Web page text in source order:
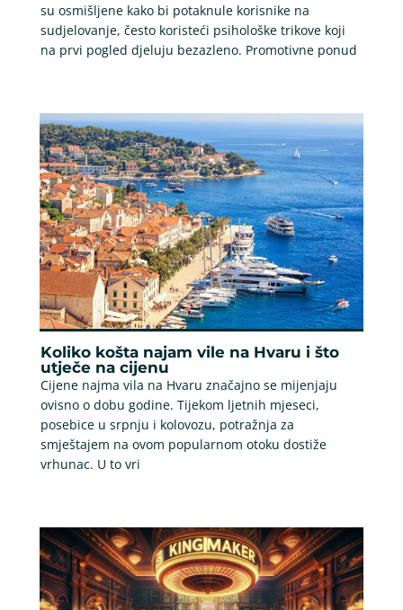
su osmišljene kako bi potaknule korisnike na
sudjelovanje, često koristeći psihološke trikove koji
na prvi pogled djeluju bezazleno. Promotivne ponud
Koliko košta najam vile na Hvaru i što
utječe na cijenu
Cijene najma vila na Hvaru značajno se mijenjaju
ovisno o dobu godine. Tijekom ljetnih mjeseci,
posebice u srpnju i kolovozu, potražnja za
smještajem na ovom popularnom otoku dostiže
vrhunac. U to vri